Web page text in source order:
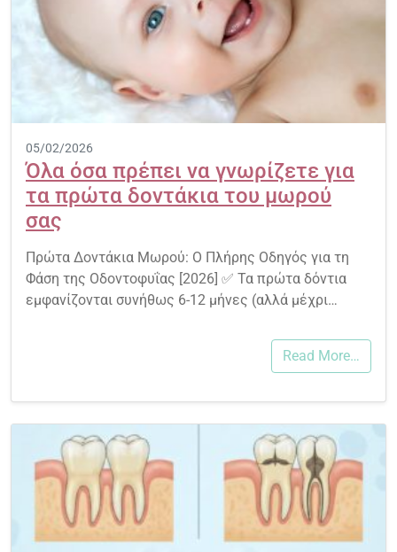
05/02/2026
Όλα όσα πρέπει να γνωρίζετε για
τα πρώτα δοντάκια του μωρού
σας
Πρώτα Δοντάκια Μωρού: Ο Πλήρης Οδηγός για τη
Φάση της Οδοντοφυΐας [2026] ✅ Τα πρώτα δόντια
εμφανίζονται συνήθως 6-12 μήνες (αλλά μέχρι…
Read More…